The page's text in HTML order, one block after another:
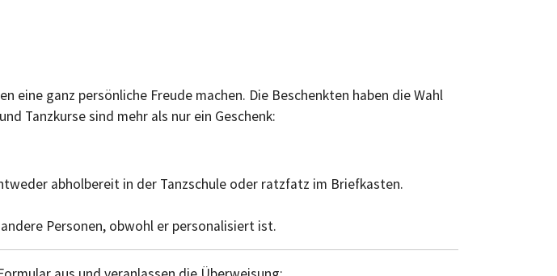
eine ganz persönliche Freude machen. Die Beschenkten haben die Wahl
Tanzkurse sind mehr als nur ein Geschenk:
abholbereit in der Tanzschule oder ratzfatz im Briefkasten.
Personen, obwohl er personalisiert ist.